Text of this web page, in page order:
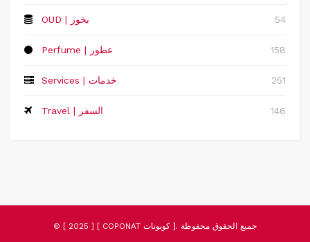
OUD | بخور 54
Perfume | عطور 158
Services | خدمات 251
Travel | السفر 146
© [ 2025 ] [ COPONAT كوبونات ]. جميع الحقوق محفوظة